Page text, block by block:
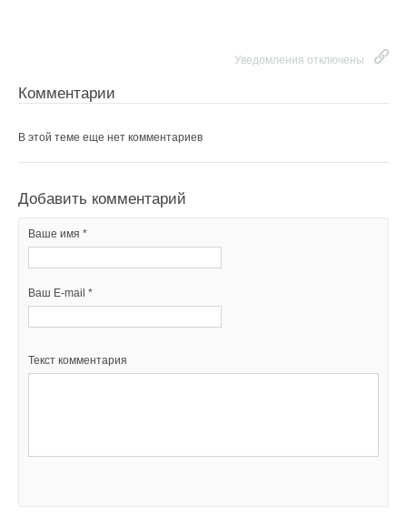
Уведомления отключены
Комментарии
В этой теме еще нет комментариев
Добавить комментарий
Ваше имя *
Ваш E-mail *
Текст комментария